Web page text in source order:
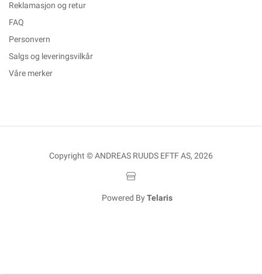
Reklamasjon og retur
FAQ
Personvern
Salgs og leveringsvilkår
Våre merker
Copyright © ANDREAS RUUDS EFTF AS, 2026
Powered By Telaris